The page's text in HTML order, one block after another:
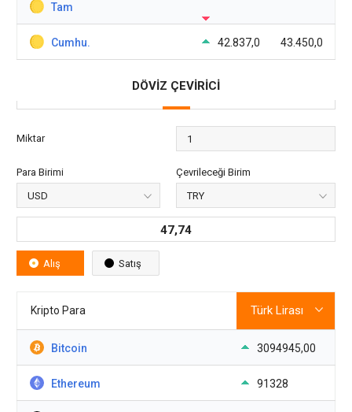
Tam
Cumhu. 42.837,0 43.450,0
DÖVİZ ÇEVİRİCİ
Miktar
Para Birimi Çevrileceği Birim
47,74
Alış Satış
Kripto Para
Bitcoin 3094945,00
Ethereum 91328